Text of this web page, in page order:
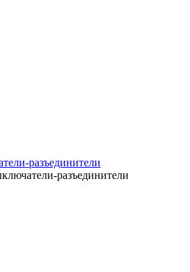
разъединители
разъединители